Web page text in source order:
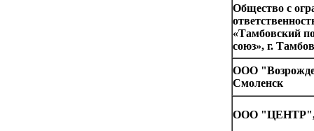
Общество с
«Тамбовский
союз», г. Тамбов
ООО
Смоленск
ООО "ЦЕНТР",